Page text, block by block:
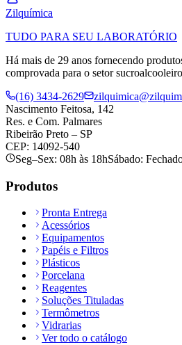
Zilquímica
TUDO PARA SEU LABORATÓRIO
Há mais de 29 anos fornecendo
comprovada para o setor
(16) 3434-2629
Nascimento Feitosa, 142
Res. e Com. Palmares
Ribeirão Preto – SP
CEP: 14092-540
Seg–Sex: 08h às 18hSábado:
Produtos
Pronta Entrega
Acessórios
Equipamentos
Papéis e Filtros
Plásticos
Porcelana
Reagentes
Soluções Tituladas
Termômetros
Vidrarias
Ver todo o catálogo